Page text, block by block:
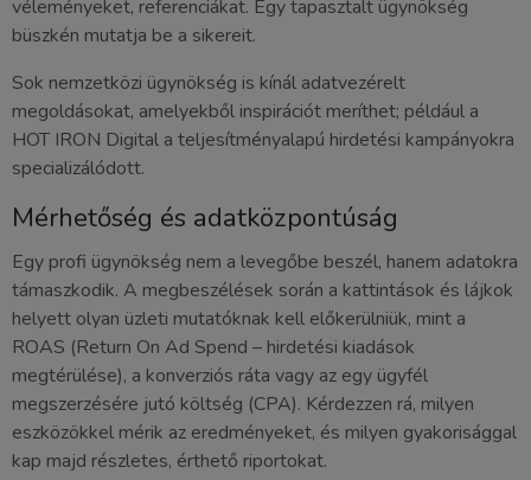
véleményeket, referenciákat. Egy tapasztalt ügynökség
büszkén mutatja be a sikereit.
Sok nemzetközi ügynökség is kínál adatvezérelt
megoldásokat, amelyekből inspirációt meríthet; például a
HOT IRON Digital a teljesítményalapú hirdetési kampányokra
specializálódott.
Mérhetőség és adatközpontúság
Egy profi ügynökség nem a levegőbe beszél, hanem adatokra
támaszkodik. A megbeszélések során a kattintások és lájkok
helyett olyan üzleti mutatóknak kell előkerülniük, mint a
ROAS (Return On Ad Spend – hirdetési kiadások
megtérülése), a konverziós ráta vagy az egy ügyfél
megszerzésére jutó költség (CPA). Kérdezzen rá, milyen
eszközökkel mérik az eredményeket, és milyen gyakorisággal
kap majd részletes, érthető riportokat.